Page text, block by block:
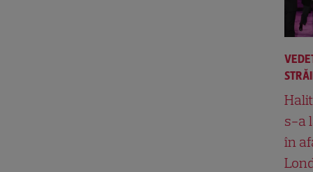
s-a
în